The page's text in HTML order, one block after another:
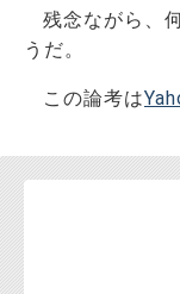
残念ながら、
うだ。
この論考は